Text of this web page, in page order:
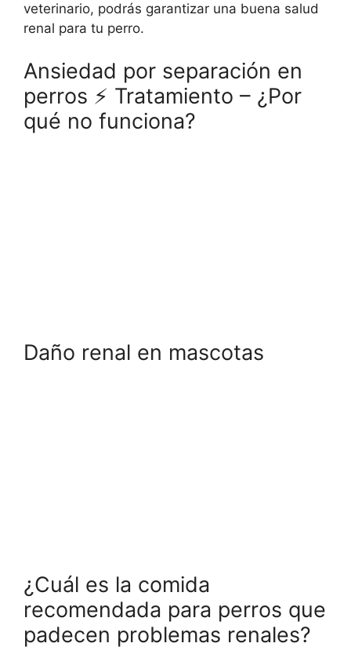
veterinario, podrás garantizar una buena salud
renal para tu perro.
Ansiedad por separación en
perros ⚡ Tratamiento – ¿Por
qué no funciona?
Daño renal en mascotas
¿Cuál es la comida
recomendada para perros que
padecen problemas renales?